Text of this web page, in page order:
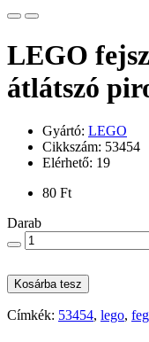
LEGO
átlátszó
Gyártó: LEGO
Cikkszám: 53454
Elérhető: 19
80 Ft
Darab
Kosárba tesz
Címkék: 53454, lego,